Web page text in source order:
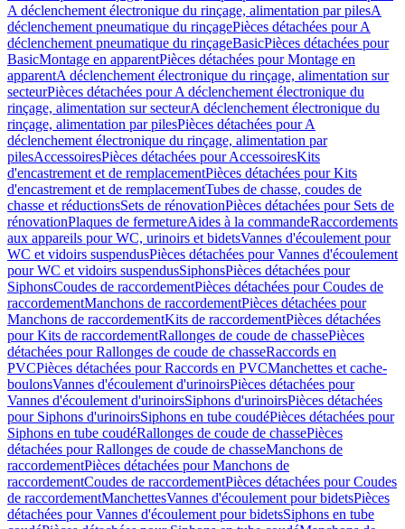
A déclenchement électronique du rinçage, alimentation par pilesA
déclenchement pneumatique du rinçagePièces détachées pour A
déclenchement pneumatique du rinçageBasicPièces détachées pour
BasicMontage en apparentPièces détachées pour Montage en
apparentA déclenchement électronique du rinçage, alimentation sur
secteurPièces détachées pour A déclenchement électronique du
rinçage, alimentation sur secteurA déclenchement électronique du
rinçage, alimentation par pilesPièces détachées pour A
déclenchement électronique du rinçage, alimentation par
pilesAccessoiresPièces détachées pour AccessoiresKits
d'encastrement et de remplacementPièces détachées pour Kits
d'encastrement et de remplacementTubes de chasse, coudes de
chasse et réductionsSets de rénovationPièces détachées pour Sets de
rénovationPlaques de fermetureAides à la commandeRaccordements
aux appareils pour WC, urinoirs et bidetsVannes d'écoulement pour
WC et vidoirs suspendusPièces détachées pour Vannes d'écoulement
pour WC et vidoirs suspendusSiphonsPièces détachées pour
SiphonsCoudes de raccordementPièces détachées pour Coudes de
raccordementManchons de raccordementPièces détachées pour
Manchons de raccordementKits de raccordementPièces détachées
pour Kits de raccordementRallonges de coude de chassePièces
détachées pour Rallonges de coude de chasseRaccords en
PVCPièces détachées pour Raccords en PVCManchettes et cache-
boulonsVannes d'écoulement d'urinoirsPièces détachées pour
Vannes d'écoulement d'urinoirsSiphons d'urinoirsPièces détachées
pour Siphons d'urinoirsSiphons en tube coudéPièces détachées pour
Siphons en tube coudéRallonges de coude de chassePièces
détachées pour Rallonges de coude de chasseManchons de
raccordementPièces détachées pour Manchons de
raccordementCoudes de raccordementPièces détachées pour Coudes
de raccordementManchettesVannes d'écoulement pour bidetsPièces
détachées pour Vannes d'écoulement pour bidetsSiphons en tube